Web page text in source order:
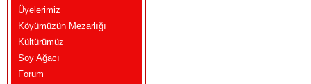
Üyelerimiz
Köyümüzün Mezarlığı
Kültürümüz
Soy Ağacı
Forum